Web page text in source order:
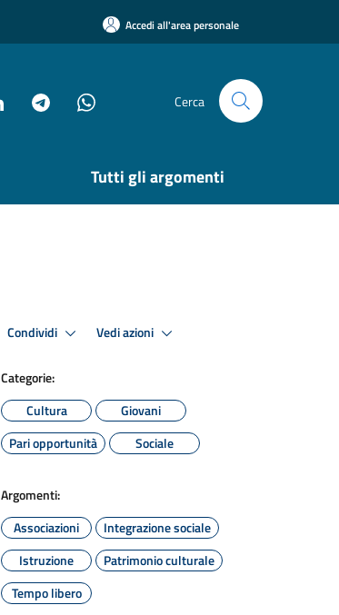
Accedi all'area personale
Cerca
Tutti gli argomenti
Condividi Vedi azioni
Categorie:
Cultura
Giovani
Pari opportunità
Sociale
Argomenti:
Associazioni
Integrazione sociale
Istruzione
Patrimonio culturale
Tempo libero